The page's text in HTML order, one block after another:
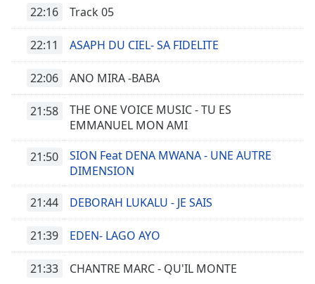
descriptions
off,
selected
subtitles
settings,
opens
subtitles
settings
dialog
subtitles
off,
selected
22:16 Track 05
22:11 ASAPH DU CIEL- SA FIDELITE
22:06 ANO MIRA -BABA
21:58
THE ONE VOICE MUSIC - TU ES
EMMANUEL MON AMI
21:50
SION Feat DENA MWANA - UNE AUTRE
DIMENSION
21:44 DEBORAH LUKALU - JE SAIS
21:39 EDEN- LAGO AYO
21:33 CHANTRE MARC - QU'IL MONTE